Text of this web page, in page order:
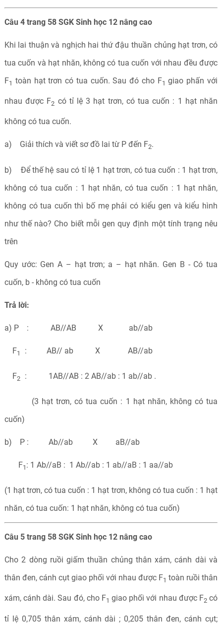
Câu 4 trang 58 SGK Sinh học 12 nâng cao
Khi lai thuận và nghịch hai thứ đậu thuần chủng hạt trơn, có
tua cuốn và hạt nhăn, không có tua cuốn với nhau đều được
F1 toàn hạt trơn có tua cuốn. Sau đó cho F1 giao phấn với
nhau được F2 có tỉ lệ 3 hạt trơn, có tua cuốn : 1 hạt nhăn
không có tua cuốn.
a) Giải thích và viết sơ đồ lai từ P đến F2.
b) Để thế hệ sau có tỉ lệ 1 hạt trơn, có tua cuốn : 1 hạt trơn,
không có tua cuốn : 1 hạt nhăn, có tua cuốn : 1 hạt nhăn,
không có tua cuốn thì bố mẹ phải có kiểu gen và kiểu hình
như thế nào? Cho biết mỗi gen quy định một tính trạng nêu
trên
Quy ước: Gen A – hạt trơn; a – hạt nhăn. Gen B - Có tua
cuốn, b - không có tua cuốn
Trả lời:
a) P : AB//AB X ab//ab
F1 : AB// ab X AB//ab
F2 : 1AB//AB : 2 AB//ab : 1 ab//ab .
(3 hạt trơn, có tua cuốn : 1 hạt nhăn, không có tua
cuốn)
b) P : Ab//ab X aB//ab
F1 : 1 Ab//aB : 1 Ab//ab : 1 ab//aB : 1 aa//ab
(1 hạt trơn, có tua cuốn : 1 hạt trơn, không có tua cuốn : 1 hạt
nhăn, có tua cuốn: 1 hạt nhăn, không có tua cuốn)
Câu 5 trang 58 SGK Sinh học 12 nâng cao
Cho 2 dòng ruồi giấm thuần chủng thân xám, cánh dài và
thân đen, cánh cụt giao phối với nhau được F1 toàn ruồi thân
xám, cánh dài. Sau đó, cho F1 giao phối với nhau được F2có
tỉ lệ 0,705 thân xám, cánh dài ; 0,205 thân đen, cánh cụt;